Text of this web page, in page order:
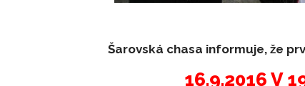
Šarovská chasa informuje, že
16.9.2016 V